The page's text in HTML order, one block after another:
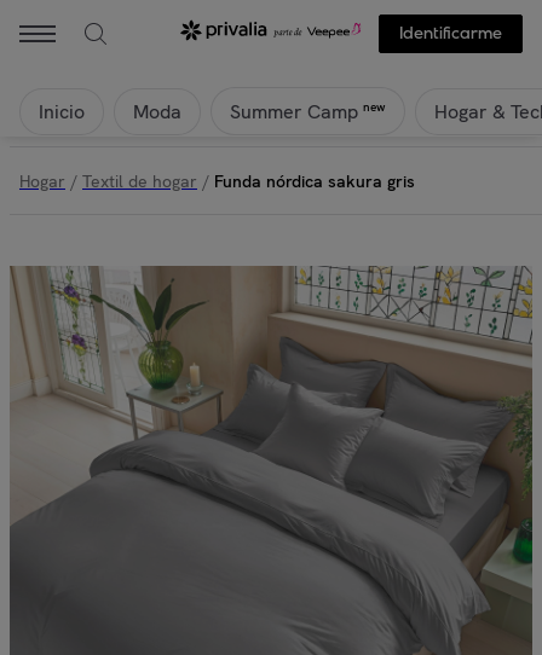
Identificarme
Inicio Moda Summer Camp new Hogar &
Hogar / Textil de hogar / Funda nórdica sakura gris